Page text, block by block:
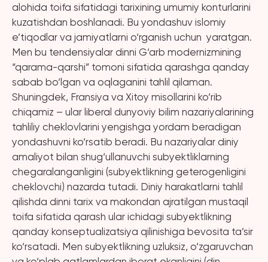
alohida toifa sifatidagi tarixining umumiy konturlarini
kuzatishdan boshlanadi. Bu yondashuv islomiy
e’tiqodlar va jamiyatlarni o‘rganish uchun yaratgan.
Men bu tendensiyalar dinni G‘arb modernizmining
“qarama-qarshi” tomoni sifatida qarashga qanday
sabab bo‘lgan va oqlaganini tahlil qilaman.
Shuningdek, Fransiya va Xitoy misollarini ko‘rib
chiqamiz – ular liberal dunyoviy bilim nazariyalarining
tahliliy cheklovlarini yengishga yordam beradigan
yondashuvni ko‘rsatib beradi. Bu nazariyalar diniy
amaliyot bilan shug‘ullanuvchi subyektliklarning
chegaralanganligini (subyektlikning geterogenligini
cheklovchi) nazarda tutadi. Diniy harakatlarni tahlil
qilishda dinni tarix va makondan ajratilgan mustaqil
toifa sifatida qarash ular ichidagi subyektlikning
qanday konseptualizatsiya qilinishiga bevosita ta’sir
ko‘rsatadi. Men subyektlikning uzluksiz, o‘zgaruvchan